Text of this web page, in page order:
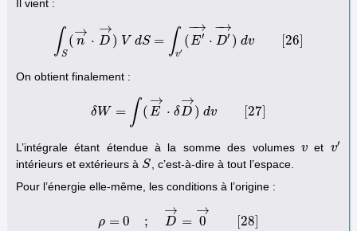
Il vient :
∫S
( n
→
⋅ D
→
) V dS = ∫v′
(E′
−→
⋅ D′
−→
) dv [26]
∫ S( n→⋅ D→) V dS =∫ ′(E′→⋅ D′→) dv
On obtient finalement :
δW = ∫ ( E
→
⋅ δD
→
) dv [27
δ W=∫ (E→⋅ δD→) dv
L’intégrale étant étendue à la somme des volumes v
v et v′
v′
intérieurs et extérieurs à S
S
, c’est-à-dire à tout l’espace.
Pour l’énergie elle-même, les conditions à l’origine :
ρ = 0 ; D
→
= 0
→
[28
= D→ =0→[28